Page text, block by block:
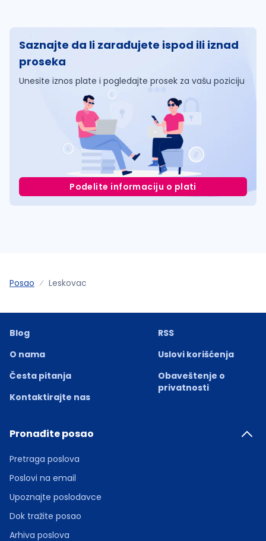
Saznajte da li zarađujete ispod ili iznad
proseka
Unesite iznos plate i pogledajte prosek za vašu poziciju
Podelite informaciju o plati
Posao Leskovac
Blog
O nama
Česta pitanja
Kontaktirajte nas
RSS
Uslovi korišćenja
Obaveštenje o
privatnosti
Pronađite posao
Pretraga poslova
Poslovi na email
Upoznajte poslodavce
Dok tražite posao
Arhiva poslova